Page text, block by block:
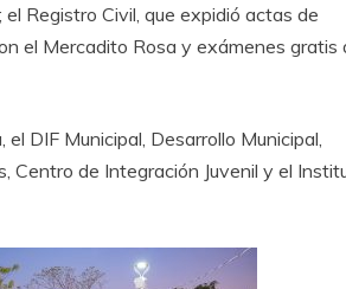
Registro Civil, que expidió actas de
el Mercadito Rosa y exámenes gratis
DIF Municipal, Desarrollo Municipal,
Centro de Integración Juvenil y el